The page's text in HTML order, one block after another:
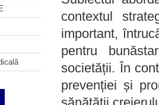
contextul
important,
pentru
societății. În
prevenției și